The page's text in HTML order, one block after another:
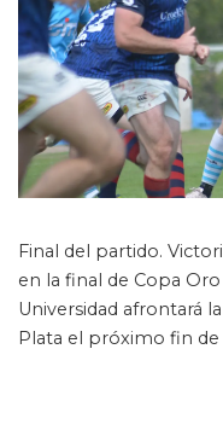
Final del partido.
en la final de Copa
Universidad afrontará
Plata el próximo fin de